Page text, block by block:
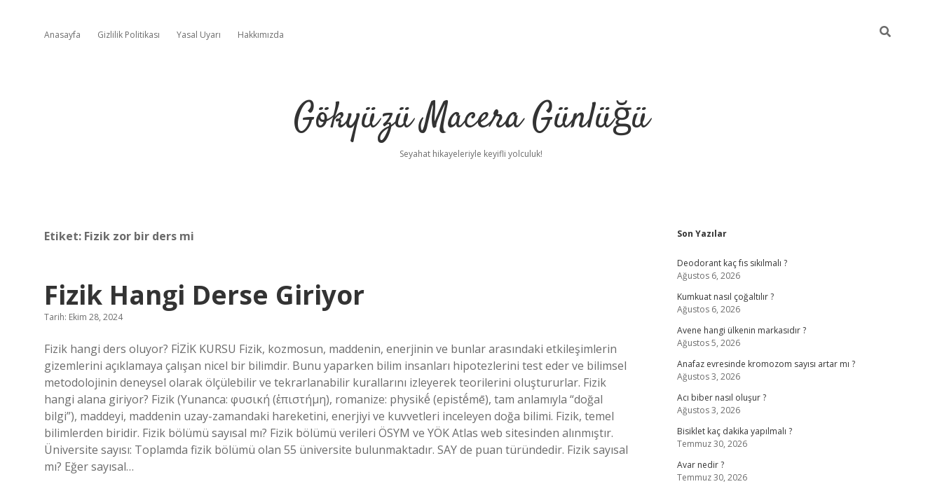
Anasayfa Gizlilik Politikası Yasal Uyarı Hakkımızda
Gökyüzü Macera Günlüğü
Seyahat hikayeleriyle keyifli yolculuk!
Etiket: Fizik zor bir ders mi
Fizik Hangi Derse Giriyor
Tarih: Ekim 28, 2024
Fizik hangi ders oluyor? FİZİK KURSU Fizik, kozmosun, maddenin, enerjinin ve bunlar arasındaki etkileşimlerin
gizemlerini açıklamaya çalışan nicel bir bilimdir. Bunu yaparken bilim insanları hipotezlerini test eder ve bilimsel
metodolojinin deneysel olarak ölçülebilir ve tekrarlanabilir kurallarını izleyerek teorilerini oluştururlar. Fizik
hangi alana giriyor? Fizik (Yunanca: φυσική (ἐπιστήμη), romanize: physikḗ (epistḗmē), tam anlamıyla “doğal
bilgi”), maddeyi, maddenin uzay-zamandaki hareketini, enerjiyi ve kuvvetleri inceleyen doğa bilimi. Fizik, temel
bilimlerden biridir. Fizik bölümü sayısal mı? Fizik bölümü verileri ÖSYM ve YÖK Atlas web sitesinden alınmıştır.
Üniversite sayısı: Toplamda fizik bölümü olan 55 üniversite bulunmaktadır. SAY de puan türündedir. Fizik sayısal
mı? Eğer sayısal…
Sidebar
Son Yazılar
Deodorant kaç fıs sıkılmalı ?
Ağustos 6, 2026
Kumkuat nasıl çoğaltılır ?
Ağustos 6, 2026
Avene hangi ülkenin markasıdır ?
Ağustos 5, 2026
Anafaz evresinde kromozom sayısı artar mı ?
Ağustos 3, 2026
Acı biber nasıl oluşur ?
Ağustos 3, 2026
Bisiklet kaç dakika yapılmalı ?
Temmuz 30, 2026
Avar nedir ?
Temmuz 30, 2026